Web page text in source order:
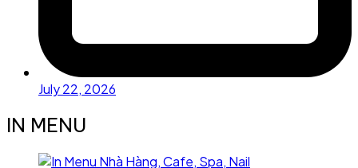
July 22, 2026
IN MENU